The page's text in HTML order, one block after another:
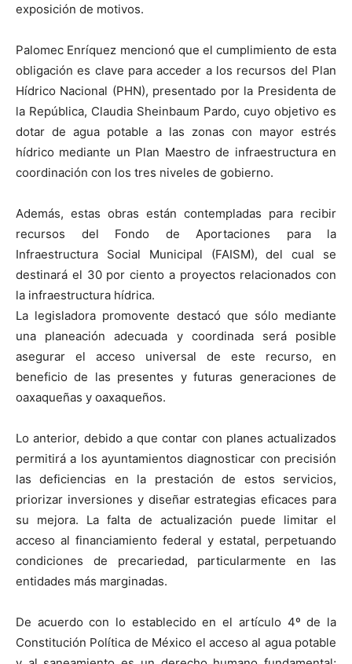
exposición de motivos.
Palomec Enríquez mencionó que el cumplimiento de esta
obligación es clave para acceder a los recursos del Plan
Hídrico Nacional (PHN), presentado por la Presidenta de
la República, Claudia Sheinbaum Pardo, cuyo objetivo es
dotar de agua potable a las zonas con mayor estrés
hídrico mediante un Plan Maestro de infraestructura en
coordinación con los tres niveles de gobierno.
Además, estas obras están contempladas para recibir
recursos del Fondo de Aportaciones para la
Infraestructura Social Municipal (FAISM), del cual se
destinará el 30 por ciento a proyectos relacionados con
la infraestructura hídrica.
La legisladora promovente destacó que sólo mediante
una planeación adecuada y coordinada será posible
asegurar el acceso universal de este recurso, en
beneficio de las presentes y futuras generaciones de
oaxaqueñas y oaxaqueños.
Lo anterior, debido a que contar con planes actualizados
permitirá a los ayuntamientos diagnosticar con precisión
las deficiencias en la prestación de estos servicios,
priorizar inversiones y diseñar estrategias eficaces para
su mejora. La falta de actualización puede limitar el
acceso al financiamiento federal y estatal, perpetuando
condiciones de precariedad, particularmente en las
entidades más marginadas.
De acuerdo con lo establecido en el artículo 4º de la
Constitución Política de México el acceso al agua potable